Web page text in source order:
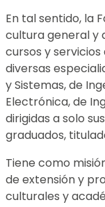
En tal sentido, la
cultura general y
cursos y
diversas
y Sistemas, de
Electrónica, de
dirigidas a solo
graduados,
Tiene como
de extensión y
culturales y